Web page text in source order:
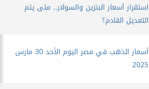
استقرار أسعار البنزين والسولار.. متى يتم
التعديل القادم؟
أسعار الذهب في مصر اليوم الأحد 30 مارس
2025